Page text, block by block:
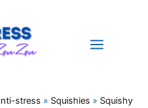
stress » Squishies » Squishy